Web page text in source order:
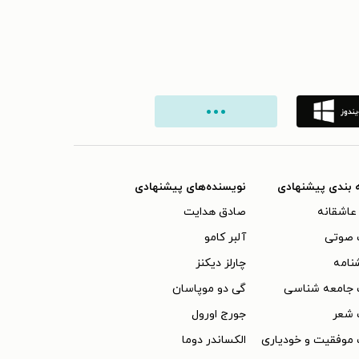
بندی پیشنهادی
صوتی
جامعه شناسی
شعر
موفقیت و خودیاری
نویسنده‌های پیشنهادی
صادق هدایت
آلبر کامو
چارلز دیکنز
گی دو موپاسان
جورج اورول
الکساندر دوما